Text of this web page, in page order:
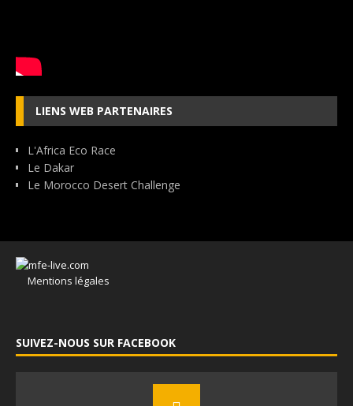
LIENS WEB PARTENAIRES
L'Africa Eco Race
Le Dakar
Le Morocco Desert Challenge
Mentions légales
SUIVEZ-NOUS SUR FACEBOOK